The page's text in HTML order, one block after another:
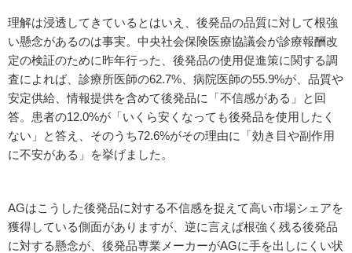
理解は浸透してきているとはいえ、後発品の品質に対して根強
い懸念があるのは事実。中央社会保険医療協議会が診療報酬改
定の検証のために昨年行った、後発品の使用促進策に関する調
査によれば、診療所医師の62.7%、病院医師の55.9%が、品質や
安定供給、情報提供を含めて後発品に「不信感がある」と回
答。患者の12.0%が「いくら安くなっても後発品を使用したく
ない」と答え、そのうち72.6%がその理由に「効き目や副作用
に不安がある」を挙げました。
AGはこうした後発品に対する不信感を捉えて高い市場シェアを
獲得している側面がありますが、逆に言えば根強く残る後発品
に対する懸念が、後発品専業メーカーがAGに手を出しにくい状